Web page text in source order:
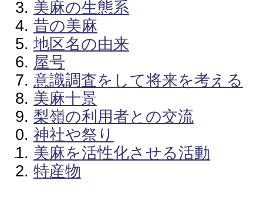
美麻の生態系
昔の美麻
地区名の由来
屋号
意識調査をして将来を考える
美麻十景
梨嶺の利用者との交流
神社や祭り
美麻を活性化させる活動
特産物